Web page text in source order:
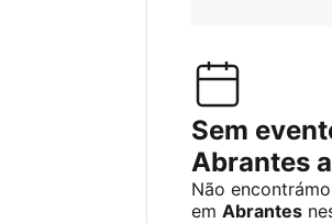
Sem
Abrantes
Não
em Abrantes